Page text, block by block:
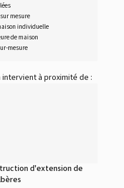
mesure
individuelle
de maison
mesure
intervient à proximité de :
d'extension de